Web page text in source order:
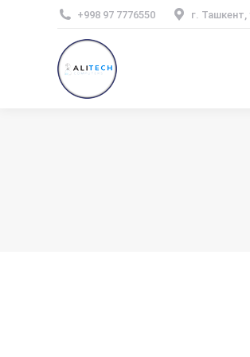
+998 97 7776550 г.